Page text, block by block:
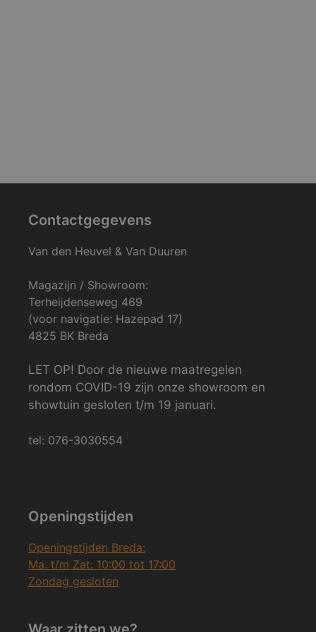
Contactgegevens
Van den Heuvel & Van Duuren
Magazijn / Showroom:
Terheijdenseweg 469
(voor navigatie: Hazepad 17)
4825 BK Breda
LET OP! Door de nieuwe maatregelen
rondom COVID-19 zijn onze showroom en
showtuin gesloten t/m 19 januari.
tel: 076-3030554
Openingstijden
Openingstijden Breda:
Ma. t/m Zat: 10:00 tot 17:00
Zondag gesloten